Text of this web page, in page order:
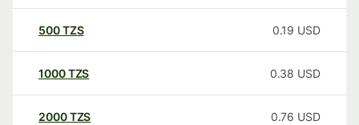
500TZS 0.19 USD
1000TZS 0.38 USD
2000TZS 0.76 USD